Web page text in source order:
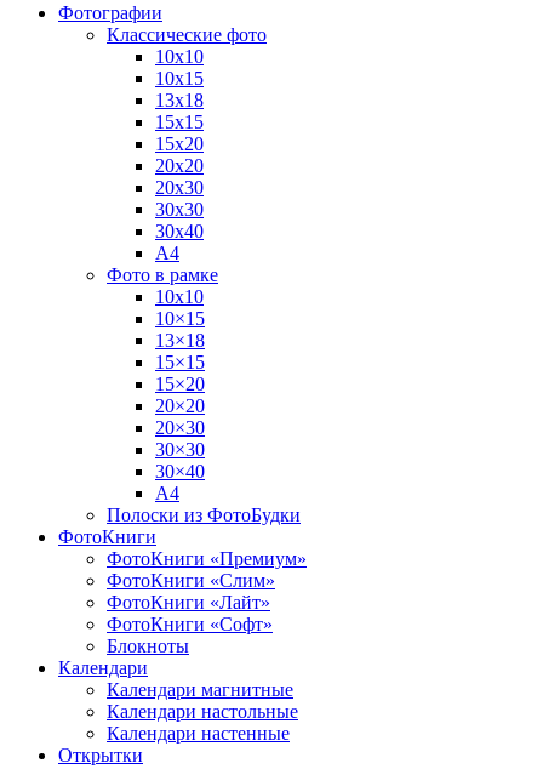
Фотографии
Классические фото
10х10
10х15
13х18
15х15
15х20
20х20
20х30
30х30
30х40
А4
Фото в рамке
10х10
10×15
13×18
15×15
15×20
20×20
20×30
30×30
30×40
A4
Полоски из ФотоБудки
ФотоКниги
ФотоКниги «Премиум»
ФотоКниги «Слим»
ФотоКниги «Лайт»
ФотоКниги «Софт»
Блокноты
Календари
Календари магнитные
Календари настольные
Календари настенные
Открытки